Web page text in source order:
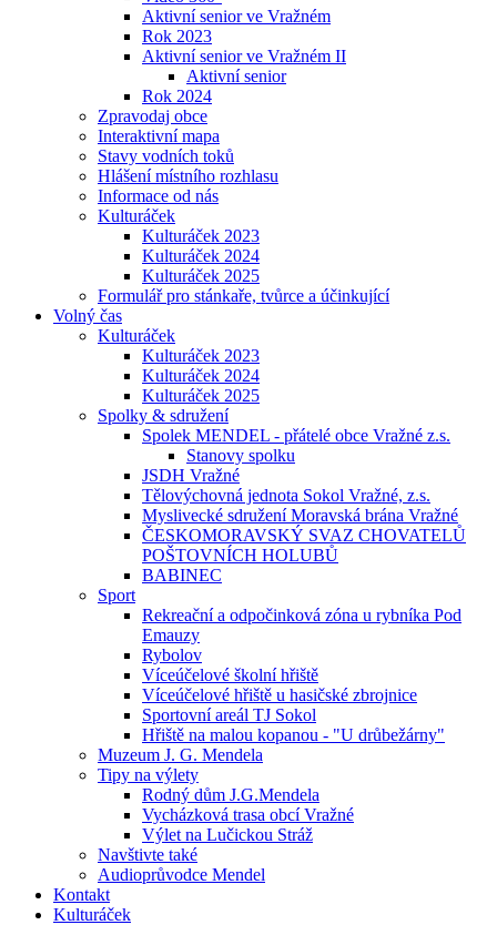
Aktivní senior ve Vražném
Rok 2023
Aktivní senior ve Vražném II
Aktivní senior
Rok 2024
Zpravodaj obce
Interaktivní mapa
Stavy vodních toků
Hlášení místního rozhlasu
Informace od nás
Kulturáček
Kulturáček 2023
Kulturáček 2024
Kulturáček 2025
Formulář pro stánkaře, tvůrce a účinkující
Volný čas
Kulturáček
Kulturáček 2023
Kulturáček 2024
Kulturáček 2025
Spolky & sdružení
Spolek MENDEL - přátelé obce Vražné z.s.
Stanovy spolku
JSDH Vražné
Tělovýchovná jednota Sokol Vražné, z.s.
Myslivecké sdružení Moravská brána Vražné
ČESKOMORAVSKÝ SVAZ CHOVATELŮ
POŠTOVNÍCH HOLUBŮ
BABINEC
Sport
Rekreační a odpočinková zóna u rybníka Pod
Emauzy
Rybolov
Víceúčelové školní hřiště
Víceúčelové hřiště u hasičské zbrojnice
Sportovní areál TJ Sokol
Hřiště na malou kopanou - "U drůbežárny"
Muzeum J. G. Mendela
Tipy na výlety
Rodný dům J.G.Mendela
Vycházková trasa obcí Vražné
Výlet na Lučickou Stráž
Navštivte také
Audioprůvodce Mendel
Kontakt
Kulturáček